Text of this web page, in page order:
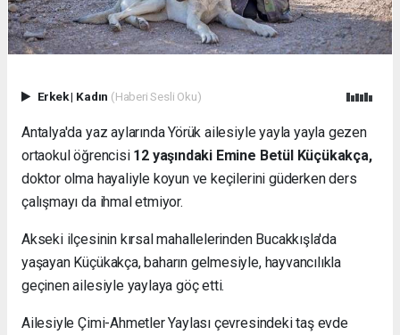
Erkek| Kadın (Haberi Sesli Oku)
Antalya'da yaz aylarında Yörük ailesiyle yayla yayla gezen
ortaokul öğrencisi 12 yaşındaki Emine Betül Küçükakça,
doktor olma hayaliyle koyun ve keçilerini güderken ders
çalışmayı da ihmal etmiyor.
Akseki ilçesinin kırsal mahallelerinden Bucakkışla'da
yaşayan Küçükakça, baharın gelmesiyle, hayvancılıkla
geçinen ailesiyle yaylaya göç etti.
Ailesiyle Çimi-Ahmetler Yaylası çevresindeki taş evde